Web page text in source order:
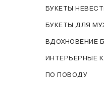
БУКЕТЫ
БУКЕТЫ ДЛЯ
ВДОХНОВЕНИЕ
ИНТЕРЬЕРНЫЕ
ПО ПОВOДУ